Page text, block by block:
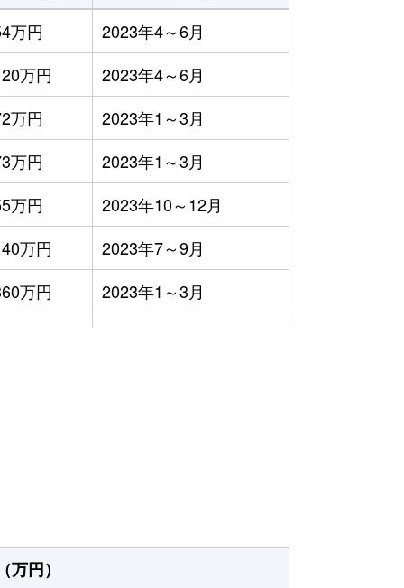
万円
2023年4～6月
万円
2023年4～6月
万円
2023年1～3月
万円
2023年1～3月
万円
2023年10～12月
万円
2023年7～9月
万円
2023年1～3月
万円
万円
2023年1～3月
万円）